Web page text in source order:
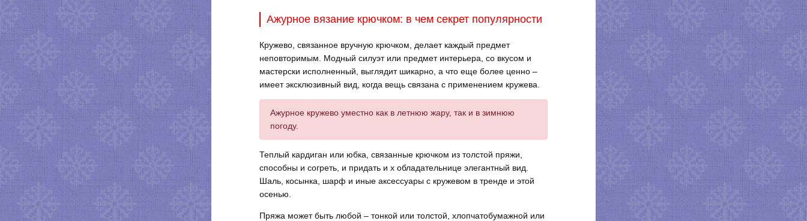
Ажурное вязание крючком: в чем секрет популярности
Кружево, связанное вручную крючком, делает каждый предмет
неповторимым. Модный силуэт или предмет интерьера, со вкусом и
мастерски исполненный, выглядит шикарно, а что еще более ценно –
имеет эксклюзивный вид, когда вещь связана с применением кружева.
Ажурное кружево уместно как в летнюю жару, так и в зимнюю
погоду.
Теплый кардиган или юбка, связанные крючком из толстой пряжи,
способны и согреть, и придать и х обладательнице элегантный вид.
Шаль, косынка, шарф и иные аксессуары с кружевом в тренде и этой
осенью.
Пряжа может быть любой – тонкой или толстой, хлопчатобумажной или